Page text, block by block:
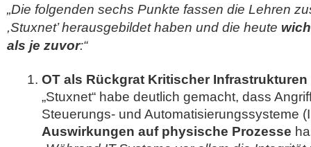
„Die folgenden sechs Punkte fassen die Lehren
,Stuxnet’ herausgebildet haben und die heute
als je zuvor:“
OT als Rückgrat Kritischer Infrastrukturen
„Stuxnet“ habe deutlich gemacht, dass
Steuerungs- und Automatisierungssysteme
Auswirkungen auf physische Prozesse